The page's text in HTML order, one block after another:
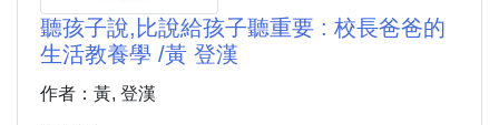
聽孩子說,比說給孩子聽重要 : 校長爸爸的
生活教養學 /黃 登漢
作者：黃, 登漢